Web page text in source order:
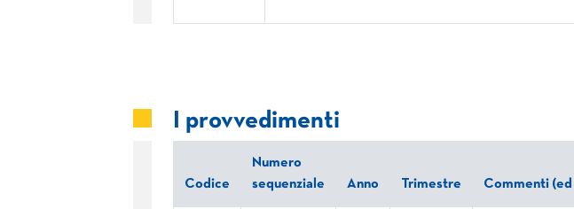
I provvedimenti
Codice
Numero
sequenziale
Anno Trimestre Commenti